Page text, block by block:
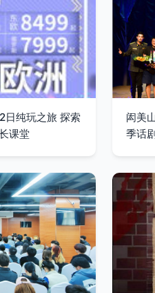
日纯玩之旅 探索
课堂
闳美
季话